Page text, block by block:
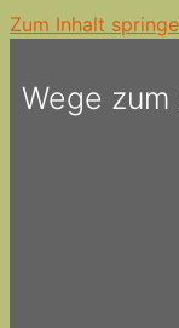
Zum Inhalt
Wege